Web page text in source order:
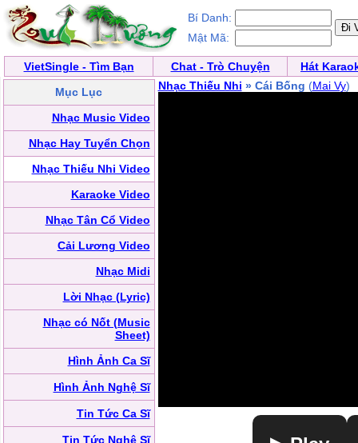
Bí Danh:
Mật Mã:
VietSingle - Tìm Bạn Chat - Trò Chuyện
Hát
Mục Lục
Nhạc Music Video
Nhạc Hay Tuyển Chọn
Nhạc Thiếu Nhi Video
Karaoke Video
Nhạc Tân Cổ Video
Cải Lương Video
Nhạc Midi
Lời Nhạc (Lyric)
Nhạc có Nốt (Music
Sheet)
Hình Ảnh Ca Sĩ
Hình Ảnh Nghệ Sĩ
Tin Tức Ca Sĩ
Tin Tức Nghệ Sĩ
Nhạc Thiếu Nhi » Cái Bống (Mai Vy)